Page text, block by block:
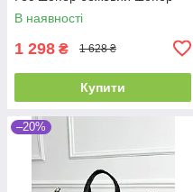
В наявності
1 298 ₴ 1 628 ₴
Купити
–20%